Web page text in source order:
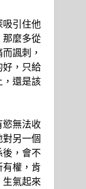
吸引住他
那麼多從
諷刺，
好，只給
，還是該
慾無法收
另一個
後，會不
權，肯
氣起來